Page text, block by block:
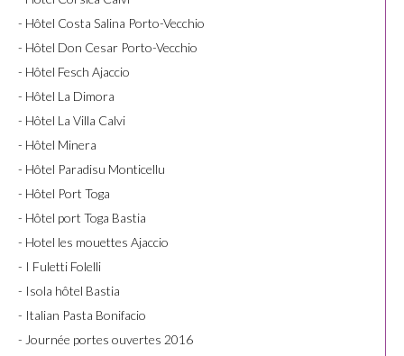
- Hôtel Costa Salina Porto-Vecchio
- Hôtel Don Cesar Porto-Vecchio
- Hôtel Fesch Ajaccio
- Hôtel La Dimora
- Hôtel La Villa Calvi
- Hôtel Minera
- Hôtel Paradisu Monticellu
- Hôtel Port Toga
- Hôtel port Toga Bastia
- Hotel les mouettes Ajaccio
- I Fuletti Folelli
- Isola hôtel Bastia
- Italian Pasta Bonifacio
- Journée portes ouvertes 2016